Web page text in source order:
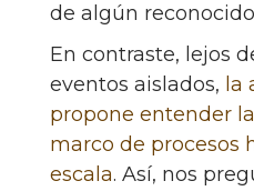
de algún
En contraste, lejos
eventos aislados, la
propone entender
marco de procesos
escala. Así, nos